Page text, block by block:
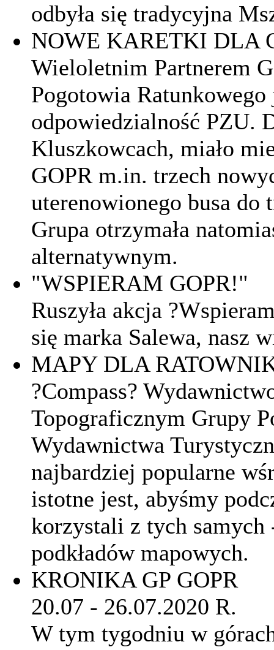
odbyła się tradycyjna
NOWE KARETKI DLA
Wieloletnim Partnerem
Pogotowia
odpowiedzialność PZU.
Kluszkowcach, miało
GOPR m.in. trzech
uterenowionego busa do
Grupa otrzymała
alternatywnym.
"WSPIERAM GOPR!"
Ruszyła akcja
się marka Salewa, nasz
MAPY DLA
?Compass?
Topograficznym Grupy
Wydawnictwa
najbardziej popularne
istotne jest, abyśmy
korzystali z tych
podkładów mapowych.
KRONIKA GP GOPR
20.07 - 26.07.2020 R.
W tym tygodniu w